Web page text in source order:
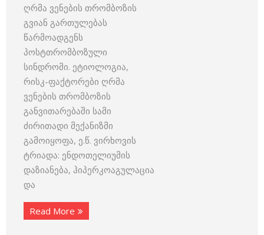
ღრმა ვენების თრომბოზის
გვიან გართულებას
წარმოადგენს
პოსტთრომბოზული
სინდრომი. ეტიოლოგია,
რისკ-ფაქტორები ღრმა
ვენების თრომბოზის
განვითარებაში სამი
ძირითადი მექანიზმი
გამოიყოფა, ე.წ. ვირხოვის
ტრიადა: ენდოთელიუმის
დაზიანება, ჰიპერკოაგულაცია
და
Read More